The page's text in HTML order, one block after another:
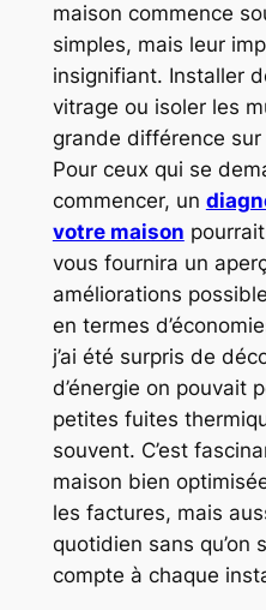
maison commence
simples, mais leur
insignifiant. Installer
vitrage ou isoler les
grande différence
Pour ceux qui se
commencer, un
votre maison
vous fournira un
améliorations
en termes
j’ai été surpris de
d’énergie on pouvait
petites fuites
souvent. C’est
maison bien
les factures, mais
quotidien sans qu’on
compte à chaque